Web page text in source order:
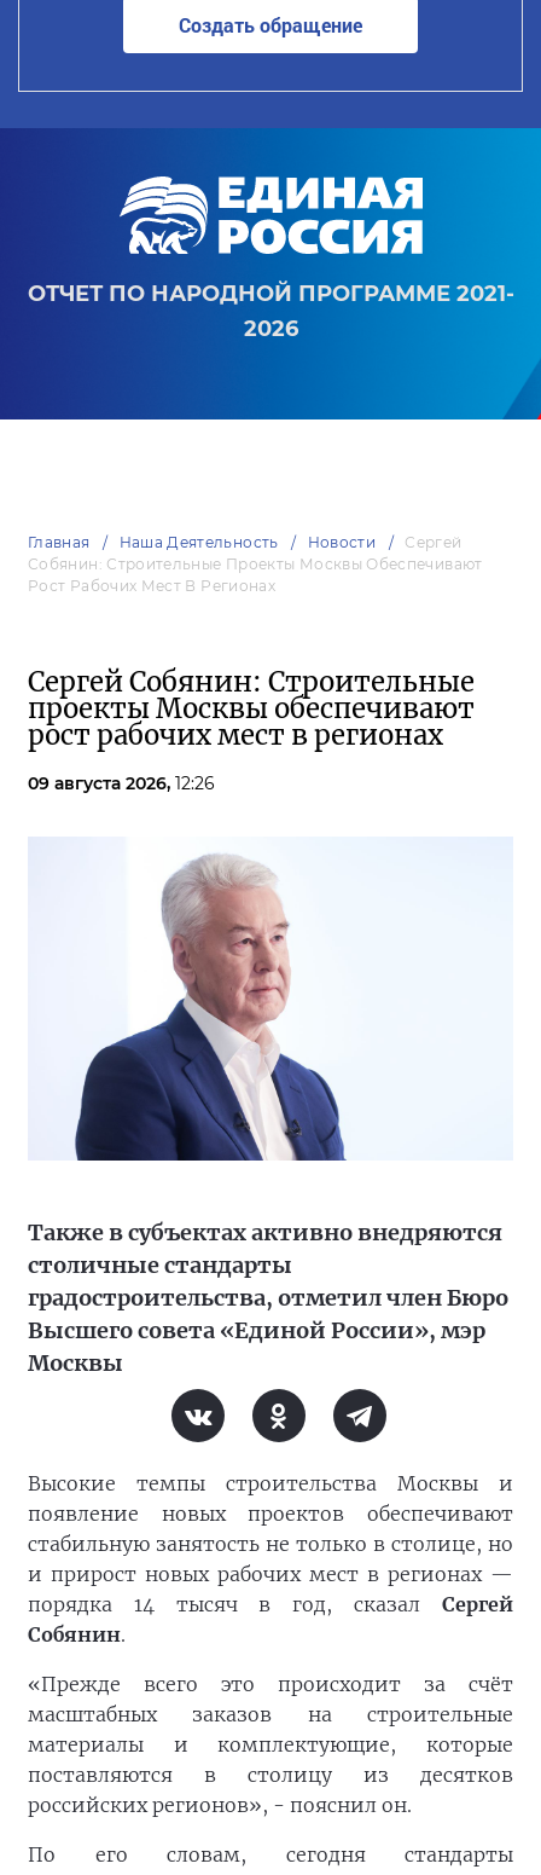
Создать обращение
ОТЧЕТ ПО НАРОДНОЙ ПРОГРАММЕ 2021-
2026
Главная Наша Деятельность Новости
Сергей
Собянин: Строительные Проекты Москвы Обеспечивают
Рост Рабочих Мест В Регионах
Сергей Собянин: Строительные
проекты Москвы обеспечивают
рост рабочих мест в регионах
09 августа 2026, 12:26
Также в субъектах активно внедряются
столичные стандарты
градостроительства, отметил член Бюро
Высшего совета «Единой России», мэр
Москвы
Высокие темпы строительства Москвы и
появление новых проектов обеспечивают
стабильную занятость не только в столице, но
и прирост новых рабочих мест в регионах —
порядка 14 тысяч в год, сказал Сергей
Собянин.
«Прежде всего это происходит за счёт
масштабных заказов на строительные
материалы и комплектующие, которые
поставляются в столицу из десятков
российских регионов», - пояснил он.
По его словам, сегодня стандарты